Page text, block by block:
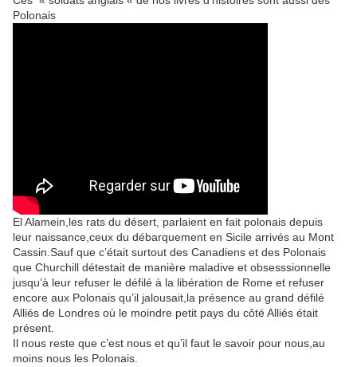
Polonais
El Alamein,les rats du désert, parlaient en fait polonais depuis
leur naissance,ceux du débarquement en Sicile arrivés au Mont
Cassin.Sauf que c’était surtout des Canadiens et des Polonais
que Churchill détestait de manière maladive et obsesssionnelle
jusqu’à leur refuser le défilé à la libération de Rome et refuser
encore aux Polonais qu’il jalousait,la présence au grand défilé
Alliés de Londres où le moindre petit pays du côté Alliés était
présent.
Il nous reste que c’est nous et qu’il faut le savoir pour nous,au
moins nous les Polonais.